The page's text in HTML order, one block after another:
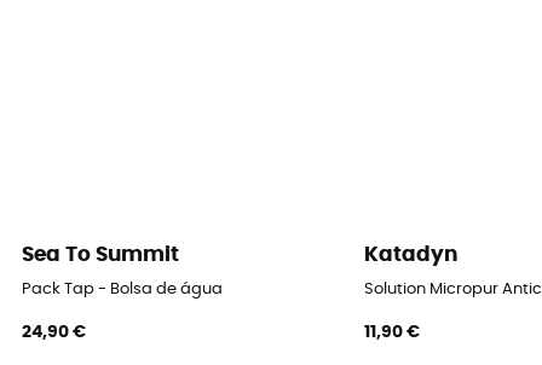
Sea To Summit
Pack Tap - Bolsa de água
24,90 €
Katadyn
Solution Micropur
11,90 €